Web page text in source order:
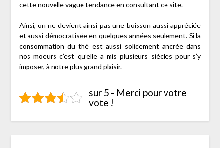
cette nouvelle vague tendance en consultant ce site.
Ainsi, on ne devient ainsi pas une boisson aussi appréciée
et aussi démocratisée en quelques années seulement. Si la
consommation du thé est aussi solidement ancrée dans
nos moeurs c’est qu’elle a mis plusieurs siècles pour s’y
imposer, à notre plus grand plaisir.
sur 5 - Merci pour votre
vote !